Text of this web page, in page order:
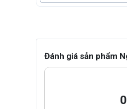
Đánh giá sản phẩm